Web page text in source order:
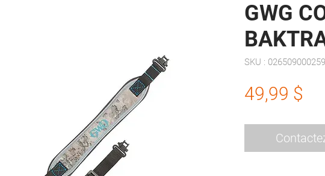
GWG
SKU : 026509000259
49,99 $